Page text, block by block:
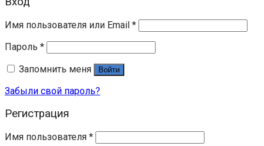
Имя пользователя или Email *
Пароль *
Запомнить меня
Войти
Забыли свой пароль?
Регистрация
Имя пользователя *